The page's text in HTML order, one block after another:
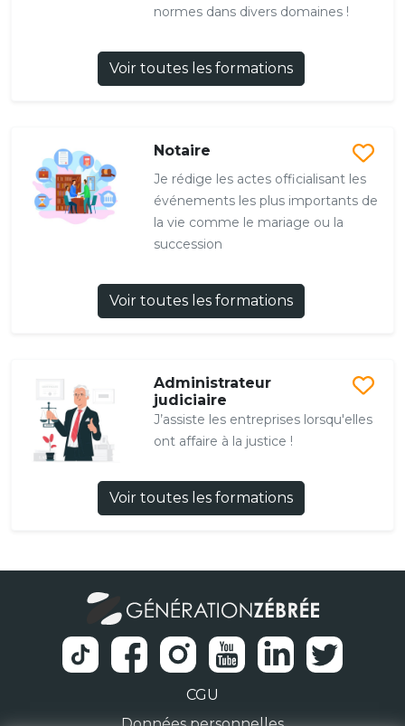
normes dans divers domaines !
Voir toutes les formations
Notaire
Je rédige les actes officialisant les
événements les plus importants de
la vie comme le mariage ou la
succession
Voir toutes les formations
Administrateur
judiciaire
J’assiste les entreprises lorsqu'elles
ont affaire à la justice !
Voir toutes les formations
CGU